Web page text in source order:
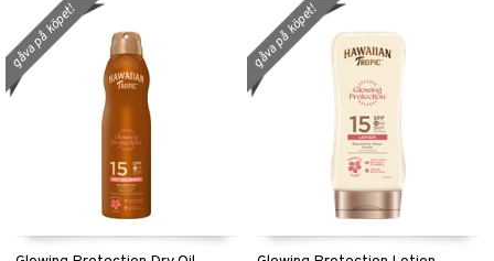
gåva på köpet! gåva på köpet!